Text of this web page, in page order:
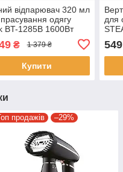
відпарювач 320 мл
одягу
BT-1285В 1600Вт
₴ 1 379 ₴
Купити
для
549
продажів –29%